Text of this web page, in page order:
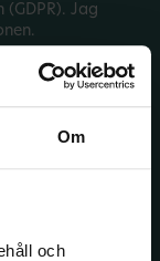
Om
och
Jag